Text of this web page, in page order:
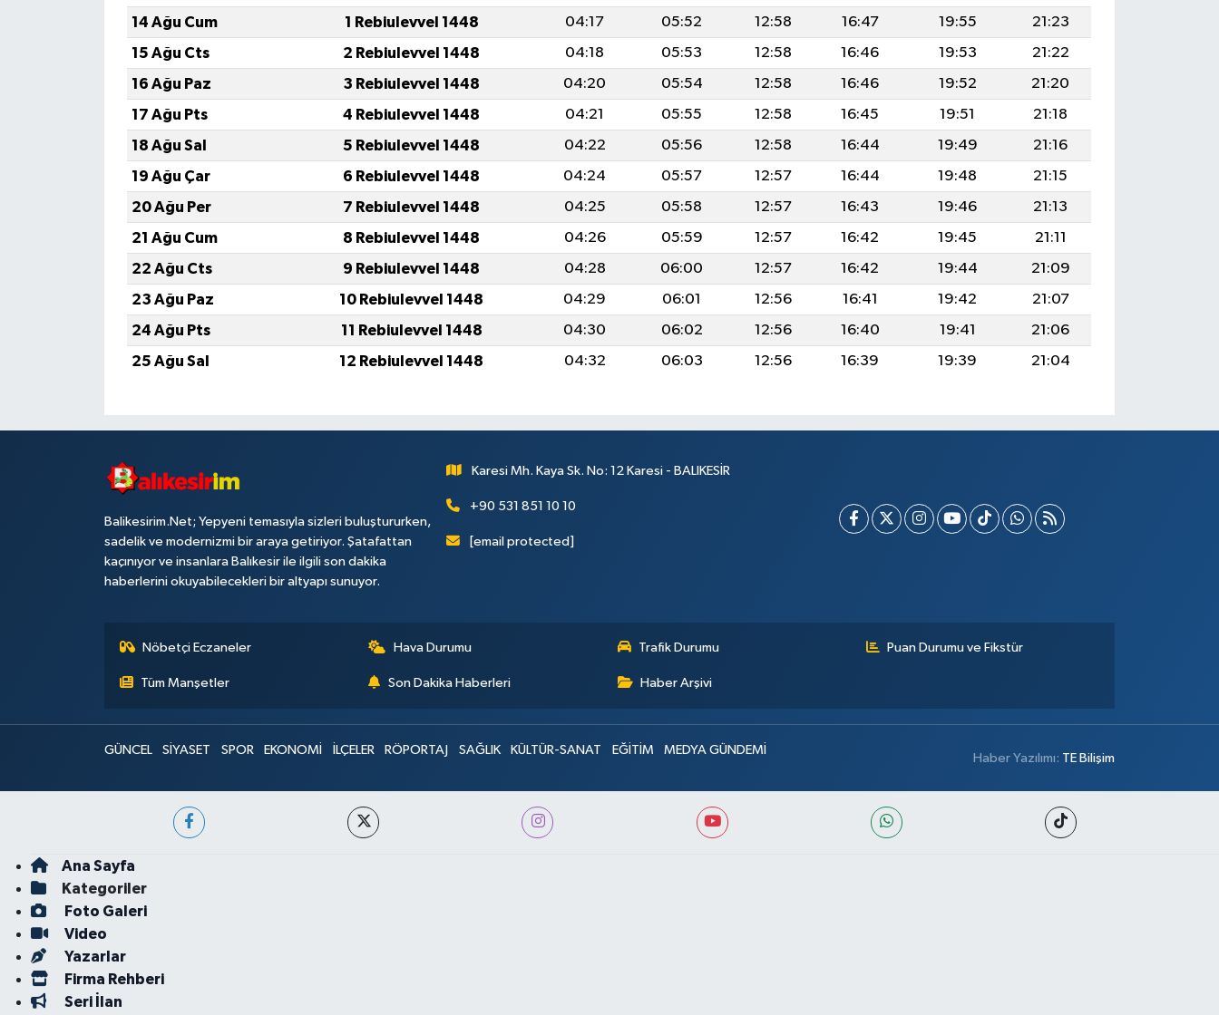
14 Ağu Cum
1 Rebiulevvel 1448 04:17 05:52 12:58 16:47 19:55
21:23
15 Ağu Cts
2 Rebiulevvel 1448 04:18 05:53 12:58 16:46 19:53
21:22
16 Ağu Paz
3 Rebiulevvel 1448 04:20 05:54 12:58 16:46 19:52
21:20
17 Ağu Pts
4 Rebiulevvel 1448 04:21 05:55 12:58 16:45 19:51
21:18
18 Ağu Sal
5 Rebiulevvel 1448 04:22 05:56 12:58 16:44 19:49
21:16
19 Ağu Çar
6 Rebiulevvel 1448 04:24 05:57 12:57 16:44 19:48
21:15
20 Ağu Per
7 Rebiulevvel 1448 04:25 05:58 12:57 16:43 19:46
21:13
21 Ağu Cum
8 Rebiulevvel 1448 04:26 05:59 12:57 16:42 19:45
21:11
22 Ağu Cts
9 Rebiulevvel 1448 04:28 06:00 12:57 16:42 19:44
21:09
23 Ağu Paz
10 Rebiulevvel 1448 04:29 06:01 12:56 16:41 19:42
21:07
24 Ağu Pts
11 Rebiulevvel 1448 04:30 06:02 12:56 16:40 19:41
21:06
25 Ağu Sal
12 Rebiulevvel 1448 04:32 06:03 12:56 16:39 19:39 21:04
Balikesirim.Net; Yepyeni temasıyla sizleri buluştururken,
sadelik ve modernizmi bir araya getiriyor. Şatafattan
kaçınıyor ve insanlara Balıkesir ile ilgili son dakika
haberlerini okuyabilecekleri bir altyapı sunuyor.
Karesi Mh. Kaya Sk. No: 12 Karesi - BALIKESİR
+90 531 851 10 10
[email protected]
Nöbetçi Eczaneler Hava Durumu Trafik Durumu Puan Durumu ve Fikstür
Tüm Manşetler Son Dakika Haberleri Haber Arşivi
GÜNCEL SİYASET SPOR EKONOMİ İLÇELER RÖPORTAJ SAĞLIK KÜLTÜR-SANAT EĞİTİM MEDYA GÜNDEMİ
Haber Yazılımı: TE Bilişim
Ana Sayfa
Kategoriler
Foto Galeri
Video
Yazarlar
Firma Rehberi
Seri İlan